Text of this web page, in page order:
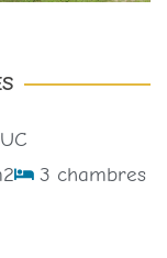
3 chambres